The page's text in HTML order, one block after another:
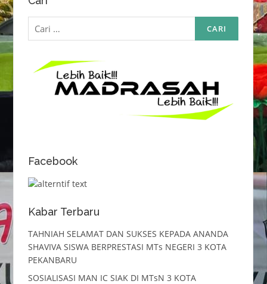
Cari
untuk:
Facebook
Kabar Terbaru
TAHNIAH SELAMAT DAN SUKSES KEPADA ANANDA
SHAVIVA SISWA BERPRESTASI MTs NEGERI 3 KOTA
PEKANBARU
SOSIALISASI MAN IC SIAK DI MTsN 3 KOTA